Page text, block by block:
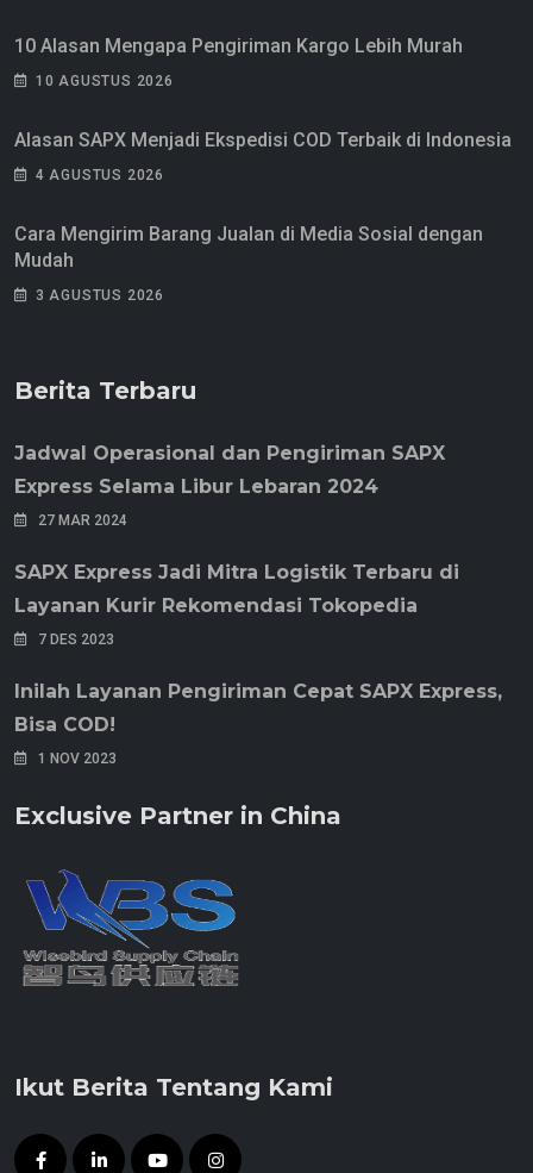
10 Alasan Mengapa Pengiriman Kargo Lebih Murah
10 AGUSTUS 2026
Alasan SAPX Menjadi Ekspedisi COD Terbaik di Indonesia
4 AGUSTUS 2026
Cara Mengirim Barang Jualan di Media Sosial dengan
Mudah
3 AGUSTUS 2026
Berita Terbaru
Jadwal Operasional dan Pengiriman SAPX
Express Selama Libur Lebaran 2024
27 MAR 2024
SAPX Express Jadi Mitra Logistik Terbaru di
Layanan Kurir Rekomendasi Tokopedia
7 DES 2023
Inilah Layanan Pengiriman Cepat SAPX Express,
Bisa COD!
1 NOV 2023
Exclusive Partner in China
Ikut Berita Tentang Kami